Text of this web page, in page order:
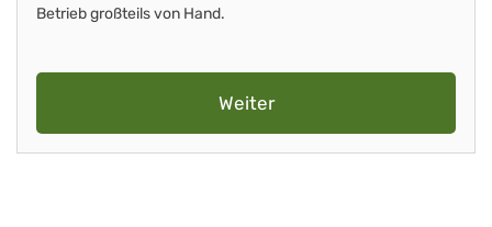
Betrieb großteils von Hand.
Weiter